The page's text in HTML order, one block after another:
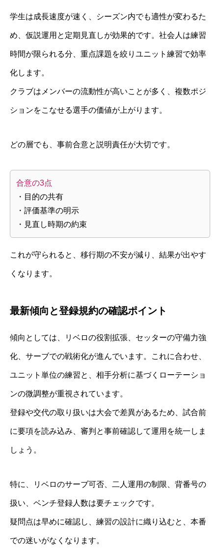
学生は成長速度が速く、シーズン内でも適性が変わるた
め、仮説運用と定期見直しが効果的です。社会人は練習
時間が限られる分、重点課題を絞りユニット練習で効率
化します。
クラブはメンバーの流動性が高いことが多く、複数ポジ
ションをこなせる選手の価値が上がります。
どの層でも、事前合意と説明責任が大切です。
合意の3点
・目的の共有
・評価基準の明示
・見直し時期の約束
これが守られると、移行期の不安が減り、結果が出やす
くなります。
最新傾向と登録規約の確認ポイント
傾向としては、リベロの役割拡張、セッターの守備力強
化、サーブでの戦術化が進んでいます。これに合わせ、
ユニット単位の練習と、相手分析に基づくローテーショ
ンの微調整が重視されています。
登録や交代の取り扱いは大会で差異があるため、試合前
に要項を読み込み、審判と事前確認して運用を統一しま
しょう。
特に、リベロのサーブ可否、二人運用の制限、背番号の
扱い、ベンチ登録人数は要チェックです。
疑問点は早めに確認し、練習の設計に織り込むと、本番
での迷いがなくなります。